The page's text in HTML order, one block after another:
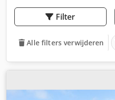
Filter
Alle filters verwijderen